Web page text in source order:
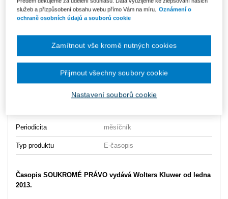
Obsah 11/2025
Obsah 1/2026
Obsah 2/2026
Wolters Kluwer
Periodicita měsíčník
Typ produktu E-časopis
Časopis SOUKROMÉ PRÁVO vydává Wolters Kluwer od ledna
2013.
služeb a přizpůsobení obsahu webu přímo Vám na míru.
Oznámení o
ochraně osobních údajů a souborů cookie
Nastavení souborů cookie
Zamítnout vše kromě nutných cookies
Přijmout všechny soubory cookie